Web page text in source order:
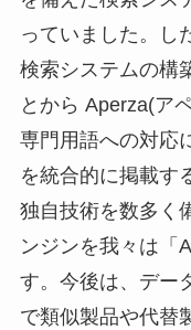
っていました。し
検索システムの構
とから Aperza(ア
専門用語への対応
を統合的に掲載す
独自技術を数多く
ンジンを我々は「
す。今後は、デー
で類似製品や代替